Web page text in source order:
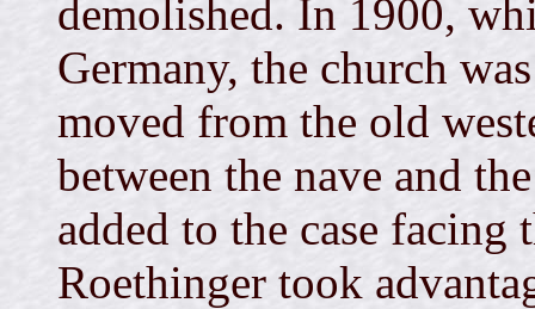
demolished. In 1900,
Germany, the church
moved from the old
between the nave and
added to the case facing
Roethinger took